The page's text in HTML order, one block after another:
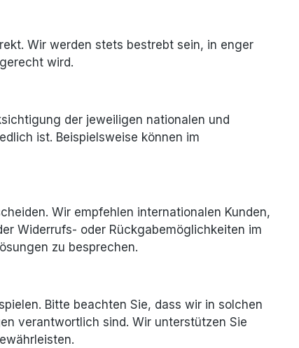
Wir werden stets bestrebt sein, in enger
wird.
der jeweiligen nationalen und
ist. Beispielsweise können im
Wir empfehlen internationalen Kunden,
Widerrufs- oder Rückgabemöglichkeiten im
zu besprechen.
Bitte beachten Sie, dass wir in solchen
verantwortlich sind. Wir unterstützen Sie